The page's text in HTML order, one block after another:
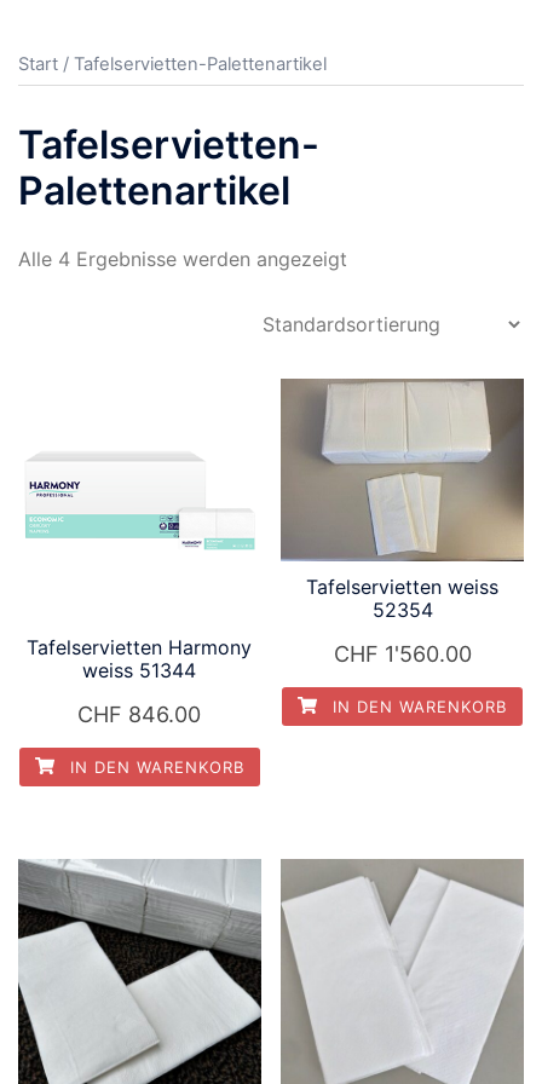
Start / Tafelservietten-Palettenartikel
Tafelservietten-
Palettenartikel
Alle 4 Ergebnisse werden angezeigt
Tafelservietten Harmony
weiss 51344
CHF 846.00
IN DEN WARENKORB
Tafelservietten weiss
52354
CHF 1'560.00
IN DEN WARENKORB